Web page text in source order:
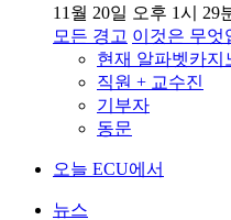
11월 20일 오후 1시 29
모든 경고 이것은 무엇
현재 알파벳카지
직원 + 교수진
기부자
동문
오늘 ECU에서
뉴스